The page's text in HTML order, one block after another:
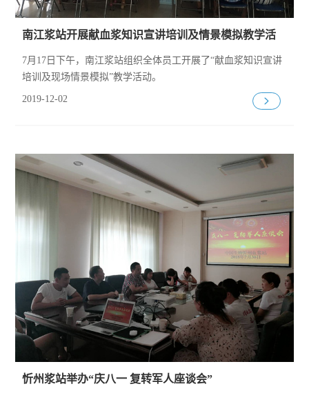
南江浆站开展献血浆知识宣讲培训及情景模拟教学活
动
7月17日下午，南江浆站组织全体员工开展了“献血浆知识宣讲
培训及现场情景模拟”教学活动。
2019-12-02
忻州浆站举办“庆八一 复转军人座谈会”